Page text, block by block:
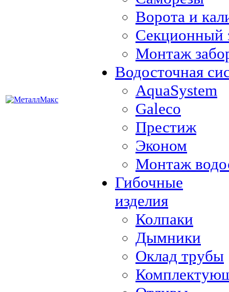
Ворота и
Секционный
Монтаж
Водосточная
AquaSystem
Galeco
Престиж
Эконом
Монтаж
Гибочные
изделия
Колпаки
Дымники
Оклад трубы